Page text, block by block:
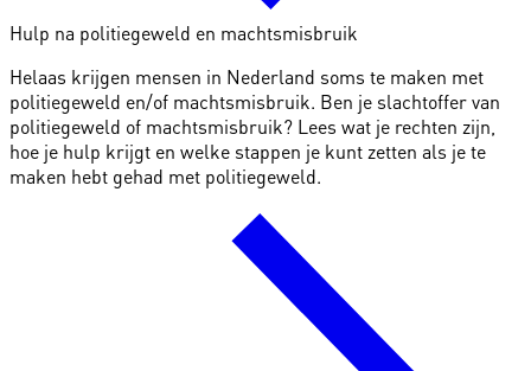
Hulp na politiegeweld en machtsmisbruik
Helaas krijgen mensen in Nederland soms te maken met
politiegeweld en/of machtsmisbruik. Ben je slachtoffer van
politiegeweld of machtsmisbruik? Lees wat je rechten zijn,
hoe je hulp krijgt en welke stappen je kunt zetten als je te
maken hebt gehad met politiegeweld.